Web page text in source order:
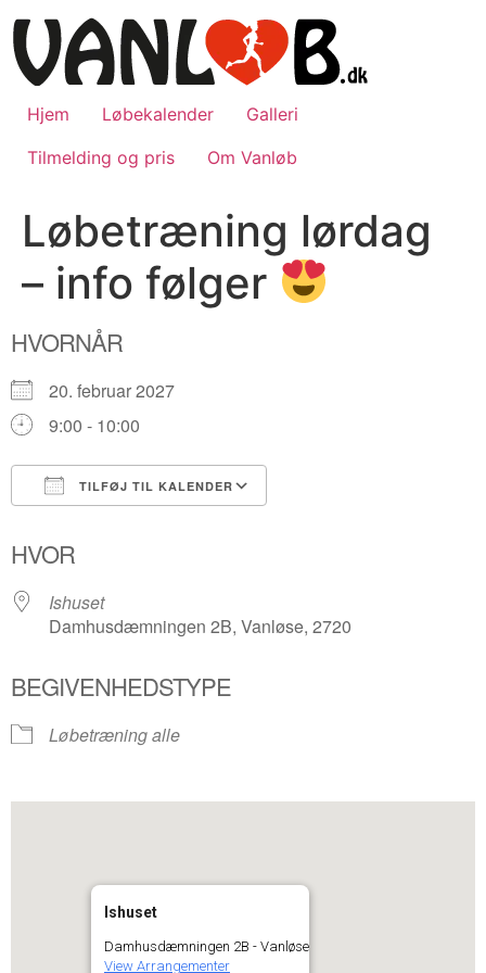
til
indhold
Hjem Løbekalender
Galleri
Tilmelding og pris
Om Vanløb
Løbetræning lørdag
– info følger
HVORNÅR
20. februar 2027
9:00 - 10:00
TILFØJ TIL KALENDER
HVOR
Ishuset
Damhusdæmningen 2B, Vanløse, 2720
BEGIVENHEDSTYPE
Løbetræning alle
Ishuset
Damhusdæmningen 2B - Vanløse
View Arrangementer